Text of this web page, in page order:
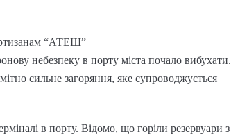
“АТЕШ”
небезпеку в порту міста почало вибухати.
сильне загоряння, яке супроводжується
в порту. Відомо, що горіли резервуари з